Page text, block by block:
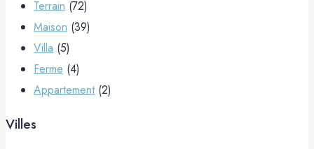
Terrain (72)
Maison (39)
Villa (5)
Ferme (4)
Appartement (2)
Villes